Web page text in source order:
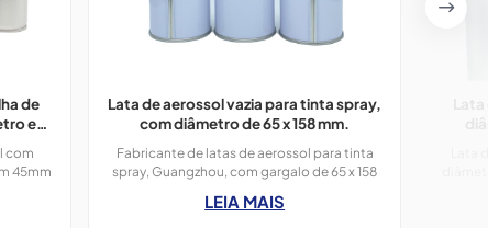
de
e
com
45mm
Lata de aerossol vazia para tinta spray,
com diâmetro de 65 x 158 mm.
Fabricante de latas de aerossol para tinta
spray, Guangzhou, com gargalo de 65 x 158
LEIA MAIS